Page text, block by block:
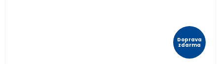
Doprava
zdarma